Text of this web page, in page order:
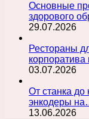
Основные
здорового
29.07.2026
Рестораны
03.07.2026
От станка до
энкодеры
13.06.2026